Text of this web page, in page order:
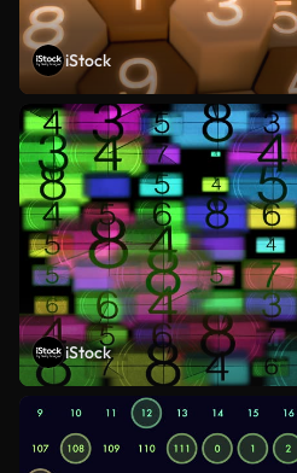
iStock
iStock